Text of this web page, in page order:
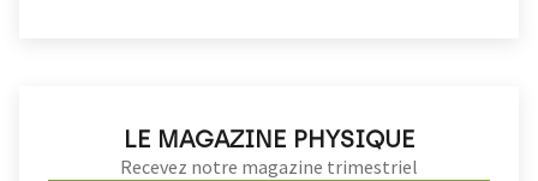
LE MAGAZINE PHYSIQUE
Recevez notre magazine trimestriel